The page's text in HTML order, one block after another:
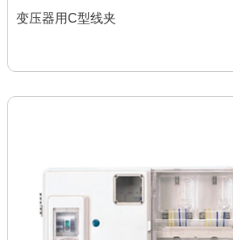
变压器用C型线夹